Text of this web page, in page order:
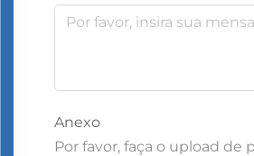
Anexo
Por favor, faça o upload de